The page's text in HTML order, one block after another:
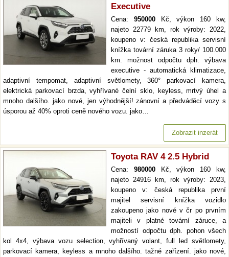
Executive
Cena: 950000Kč, výkon 160 kw,
najeto 22779 km, rok výroby: 2022,
koupeno v: česká republika servisní
knížka tovární záruka 3 roky/ 100.000
km. možnost odpočtu dph. výbava
executive - automatická klimatizace,
adaptivní tempomat, adaptivní světlomety, 360° parkovací kamera,
elektrická parkovací brzda, vyhřívané čelní sklo, keyless, mrtvý úhel a
mnoho dalšího. jako nové, jen výhodnější! zánovní a předváděcí vozy s
úsporou až 40% oproti ceně nového vozu. jako…
Zobrazit inzerát
Toyota RAV 4 2.5 Hybrid
Cena: 980000Kč, výkon 160 kw,
najeto 24916 km, rok výroby: 2023,
koupeno v: česká republika první
majitel servisní knížka vozidlo
zakoupeno jako nové v čr po prvním
majiteli v platné tovární záruce, a
možností odpočtu dph. pohon všech
kol 4x4, výbava vozu selection, vyhřívaný volant, full led světlomety,
parkovací kamera, keyless a mnoho dalšího. tažné zařízení. jako nové,